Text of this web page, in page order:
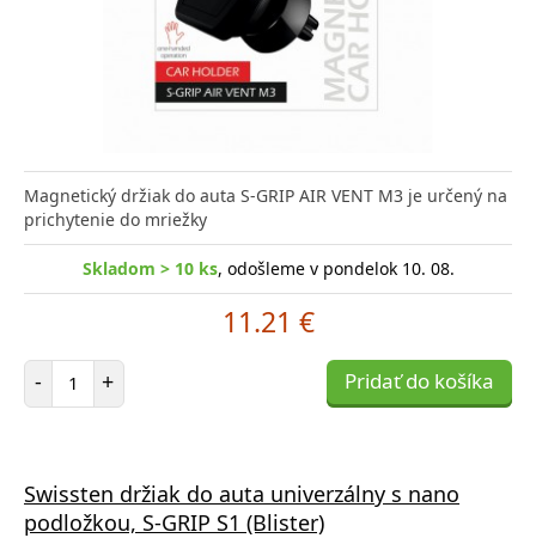
Magnetický držiak do auta S-GRIP AIR VENT M3 je určený na
prichytenie do mriežky
Skladom > 10 ks, odošleme v pondelok 10. 08.
11.21 €
- Počet položiek
+ Pridať do košíka
Swissten držiak do auta univerzálny s nano
podložkou, S-GRIP S1 (Blister)